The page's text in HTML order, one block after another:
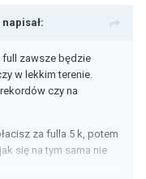
napisał:
full zawsze będzie
w lekkim terenie.
czy na
za fulla 5 k, potem
się na tym sama nie